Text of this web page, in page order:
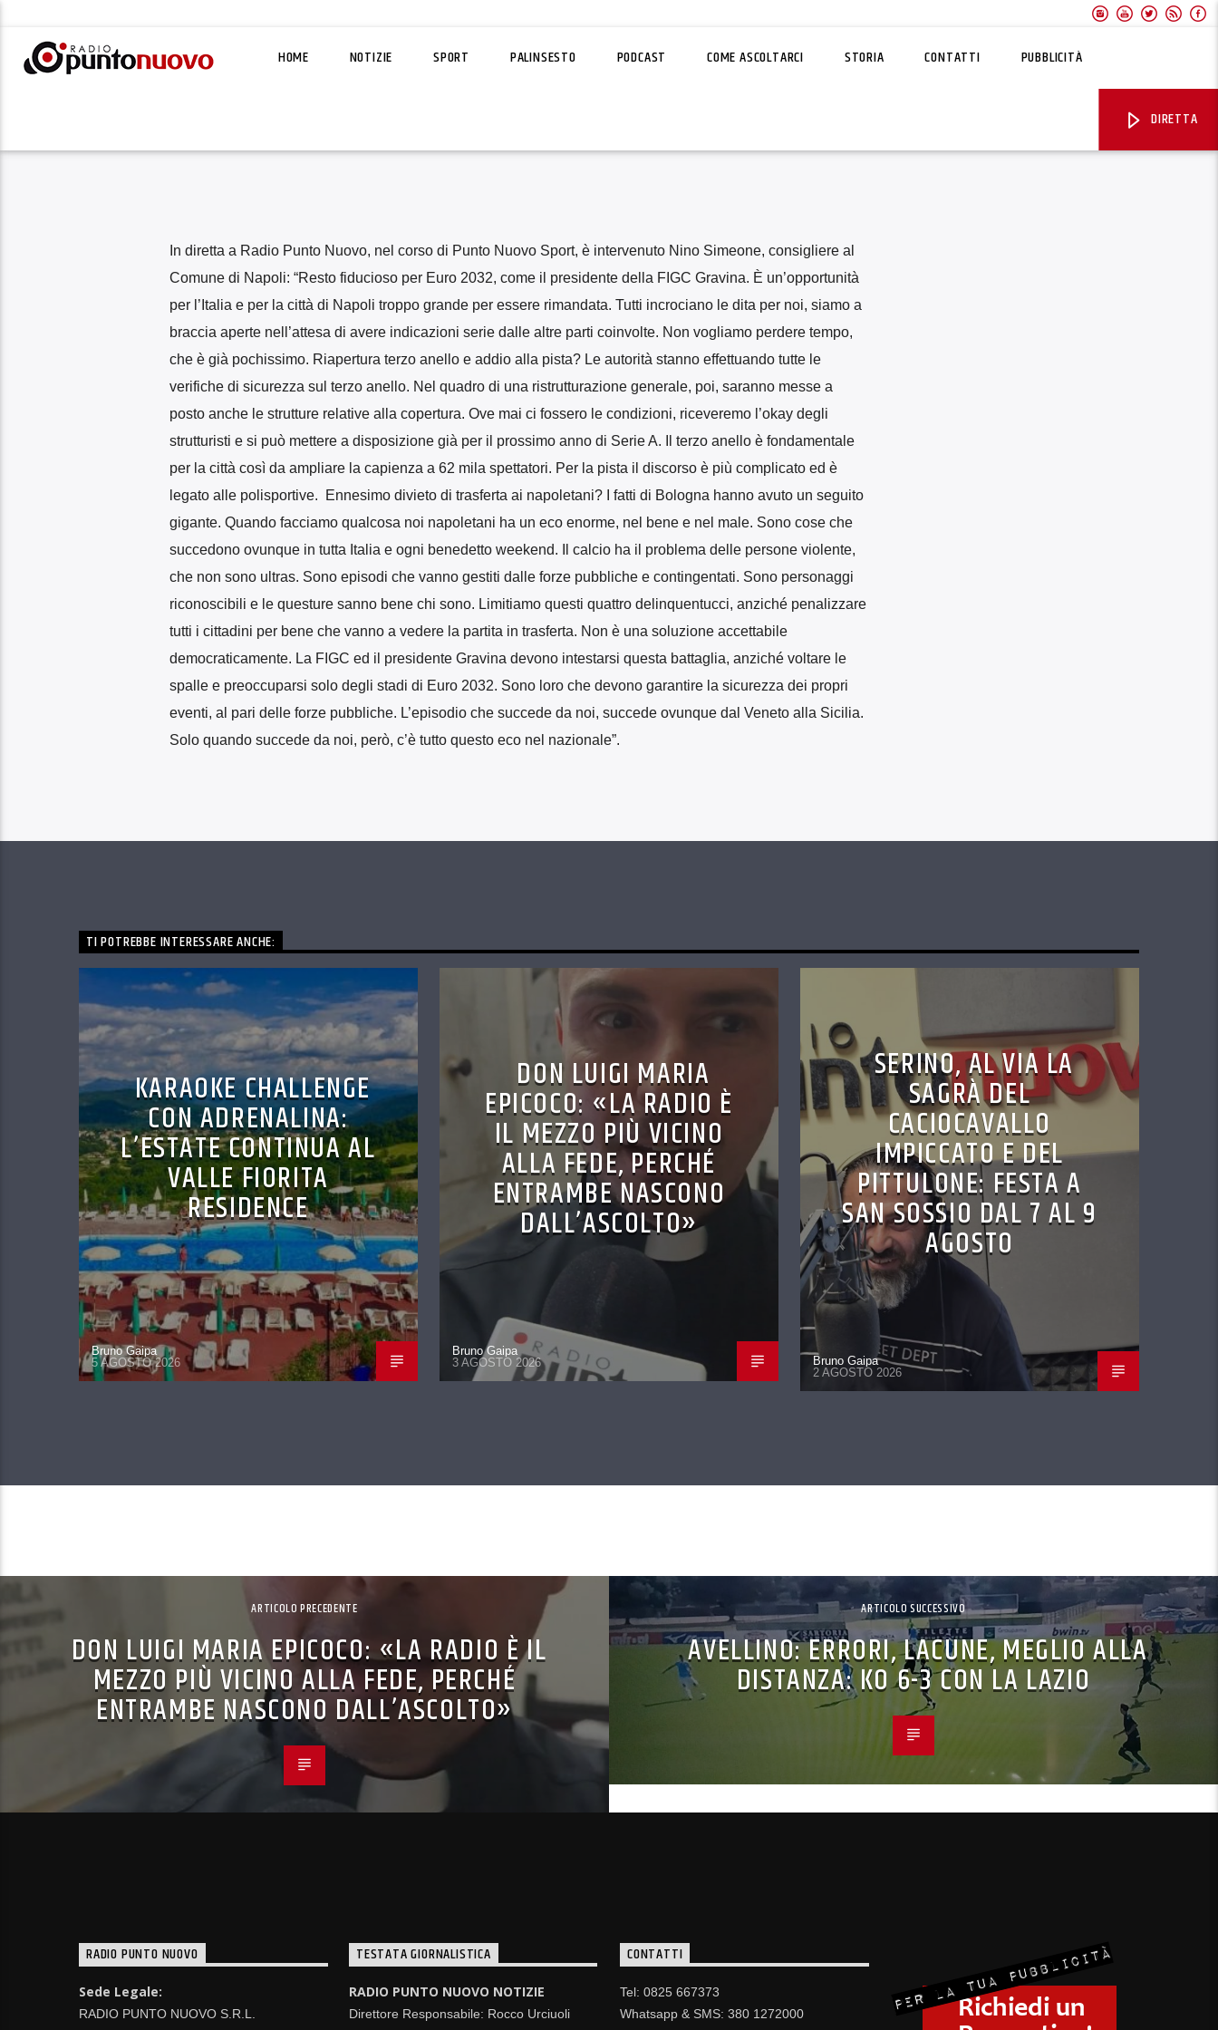
HOME NOTIZIE SPORT PALINSESTO PODCAST COME ASCOLTARCI STORIA CONTATTI PUBBLICITÀ
DIRETTA
In diretta a Radio Punto Nuovo, nel corso di Punto Nuovo Sport, è intervenuto Nino Simeone, consigliere al
Comune di Napoli: “Resto fiducioso per Euro 2032, come il presidente della FIGC Gravina. È un’opportunità
per l’Italia e per la città di Napoli troppo grande per essere rimandata. Tutti incrociano le dita per noi, siamo a
braccia aperte nell’attesa di avere indicazioni serie dalle altre parti coinvolte. Non vogliamo perdere tempo,
che è già pochissimo. Riapertura terzo anello e addio alla pista? Le autorità stanno effettuando tutte le
verifiche di sicurezza sul terzo anello. Nel quadro di una ristrutturazione generale, poi, saranno messe a
posto anche le strutture relative alla copertura. Ove mai ci fossero le condizioni, riceveremo l’okay degli
strutturisti e si può mettere a disposizione già per il prossimo anno di Serie A. Il terzo anello è fondamentale
per la città così da ampliare la capienza a 62 mila spettatori. Per la pista il discorso è più complicato ed è
legato alle polisportive.
Ennesimo divieto di trasferta ai napoletani? I fatti di Bologna hanno avuto un seguito
gigante. Quando facciamo qualcosa noi napoletani ha un eco enorme, nel bene e nel male. Sono cose che
succedono ovunque in tutta Italia e ogni benedetto weekend. Il calcio ha il problema delle persone violente,
che non sono ultras. Sono episodi che vanno gestiti dalle forze pubbliche e contingentati. Sono personaggi
riconoscibili e le questure sanno bene chi sono. Limitiamo questi quattro delinquentucci, anziché penalizzare
tutti i cittadini per bene che vanno a vedere la partita in trasferta. Non è una soluzione accettabile
democraticamente. La FIGC ed il presidente Gravina devono intestarsi questa battaglia, anziché voltare le
spalle e preoccuparsi solo degli stadi di Euro 2032. Sono loro che devono garantire la sicurezza dei propri
eventi, al pari delle forze pubbliche. L’episodio che succede da noi, succede ovunque dal Veneto alla Sicilia.
Solo quando succede da noi, però, c’è tutto questo eco nel nazionale”.
TI POTREBBE INTERESSARE ANCHE:
KARAOKE CHALLENGE
CON ADRENALINA:
L’ESTATE CONTINUA AL
VALLE FIORITA
RESIDENCE
Bruno Gaipa
5 AGOSTO 2026
DON LUIGI MARIA
EPICOCO: «LA RADIO È
IL MEZZO PIÙ VICINO
ALLA FEDE, PERCHÉ
ENTRAMBE NASCONO
DALL’ASCOLTO»
Bruno Gaipa
3 AGOSTO 2026
SERINO, AL VIA LA
SAGRÀ DEL
CACIOCAVALLO
IMPICCATO E DEL
PITTULONE: FESTA A
SAN SOSSIO DAL 7 AL 9
AGOSTO
Bruno Gaipa
2 AGOSTO 2026
ARTICOLO PRECEDENTE
DON LUIGI MARIA EPICOCO: «LA RADIO È IL
MEZZO PIÙ VICINO ALLA FEDE, PERCHÉ
ENTRAMBE NASCONO DALL’ASCOLTO»
ARTICOLO SUCCESSIVO
AVELLINO: ERRORI, LACUNE, MEGLIO ALLA
DISTANZA: KO 6-3 CON LA LAZIO
RADIO PUNTO NUOVO
Sede Legale:
RADIO PUNTO NUOVO S.R.L.
TESTATA GIORNALISTICA
RADIO PUNTO NUOVO NOTIZIE
Direttore Responsabile: Rocco Urciuoli
CONTATTI
Tel: 0825 667373
Whatsapp & SMS: 380 1272000